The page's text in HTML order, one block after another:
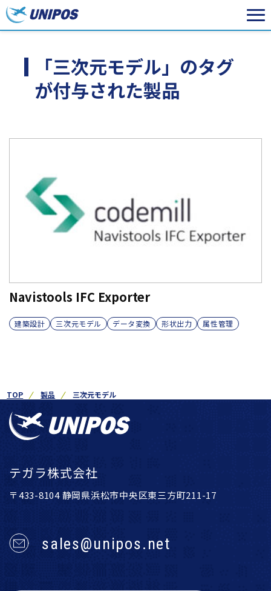
「三次元モデル」のタグ
が付与された製品
Navistools IFC Exporter
建築設計 三次元モデル データ変換 形状出力 属性管理
TOP 製品 三次元モデル
テガラ株式会社
〒433-8104 静岡県浜松市中央区東三方町211-17
sales@unipos.net